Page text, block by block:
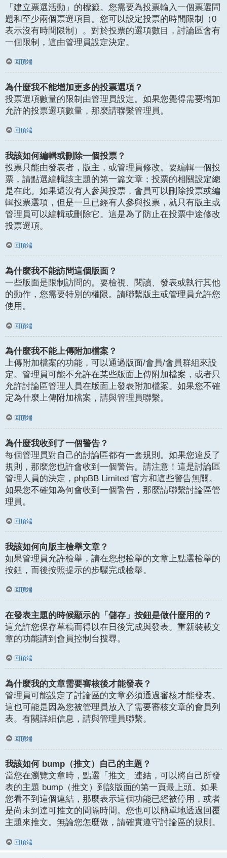
「建立票選活動」的標籤。您需要為投票輸入一個票選問
題和至少兩個票選項目。您可以設定投票的時間限制（0
表示沒有時間限制）。對於投票的選項數目，討論區會有
一個限制，這由管理員設定決定。
回頂端
為什麼我不能增加更多的投票選項？
投票選項數量的限制由管理員設定。如果您覺得需要增加
允許的投票選項數量，那麼請聯繫管理員。
回頂端
我該如何編輯或刪除一個投票？
投票只能由發表者，版主，或管理員修改。要編輯一個投
票，請點選編輯該主題的第一篇文章；投票的相關設定總
是在此。如果還沒有人參與投票，會員可以刪除投票或編
輯投票選項，但是一旦已經有人參與投票，就只有版主或
管理員可以編輯或刪除它。這是為了防止在投票中途修改
投票選項。
回頂端
為什麼我不能訪問這個版面？
一些版面是限制訪問的。要檢視、閱讀、發表或執行其他
的動作，您需要特別的權限。請聯繫版主或管理員允許您
使用。
回頂端
為什麼我不能上傳附加檔案？
上傳附加檔案的功能，可以通過版面/會員/會員群組來設
定。管理員可能不允許在某些版面上傳附加檔案，或者只
允許討論區管理人員在版面上發表附加檔案。如果您不確
定為什麼上傳附加檔案，請與管理員聯繫。
回頂端
為什麼我收到了一個警告？
每個管理員對自己的討論區都有一套規則。如果您違反了
規則，那麼您也許會收到一個警告。請注意！這是討論區
管理人員的決定，phpBB Limited 官方和這些警告無關。
如果您不確知為何會收到一個警告，那麼請聯繫討論區管
理員。
回頂端
我該如何向版主檢舉文章？
如果管理員允許檢舉，請在您想檢舉的文章上點選檢舉的
按鈕，而後按照提示的步驟完成檢舉。
回頂端
在發表主題的時候顯示的「儲存」按鈕是做什麼用的？
這允許您保存草稿而得以在日後完成與發表。重新裝載文
章的功能請到會員控制台搜尋。
回頂端
為什麼我的文章需要審核後才能發表？
管理員可能設定了討論區的文章必須通過審核才能發表。
這也可能是因為您被管理員放入了需要審核文章的會員列
表。有關詳細信息，請與管理員聯繫。
回頂端
我該如何 bump（推文）自己的主題？
當您在瀏覽文章時，點選「推文」連結，可以將自己所發
表的主題 bump（推文）到該版面的第一頁最上頭。如果
您看不到這個連結，那麼表示這個功能已經被停用，或者
是尚未到達可推文的間隔時間。您也可以簡單地透過回覆
主題來推文。無論您怎麼做，請確實遵守討論區的規則。
回頂端